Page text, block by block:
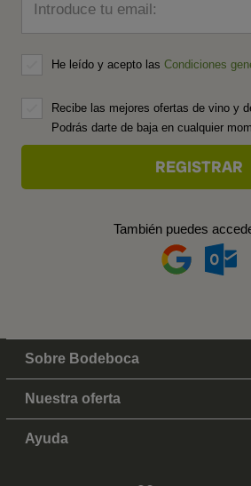
Introduce tu email:
He leído y acepto las Condiciones
Recibe las mejores ofertas de vino y
Podrás darte de baja en cualquier
También puedes
Sobre Bodeboca
Nuestra oferta
Ayuda